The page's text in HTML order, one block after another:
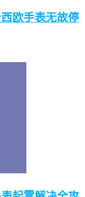
欧手表无故停